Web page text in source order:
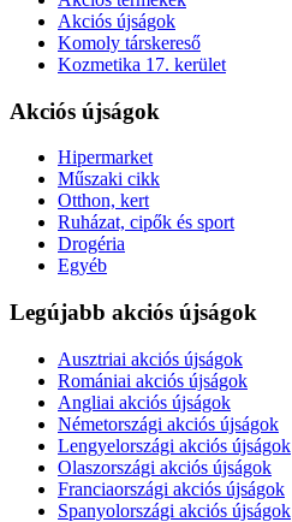
Akciós újságok
Komoly társkereső
Kozmetika 17. kerület
Akciós újságok
Hipermarket
Műszaki cikk
Otthon, kert
Ruházat, cipők és sport
Drogéria
Egyéb
Legújabb akciós újságok
Ausztriai akciós újságok
Romániai akciós újságok
Angliai akciós újságok
Németországi akciós újságok
Lengyelországi akciós újságok
Olaszországi akciós újságok
Franciaországi akciós újságok
Spanyolországi akciós újságok